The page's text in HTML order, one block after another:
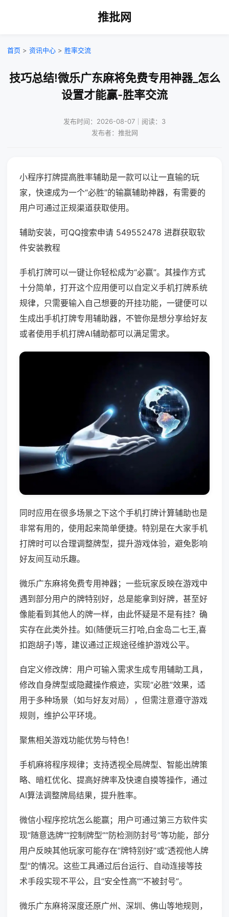
推批网
首页 > 资讯中心 > 胜率交流
技巧总结!微乐广东麻将免费专用神器_怎么
设置才能赢-胜率交流
发布时间：2026-08-07｜阅读：3
发布者：推批网
小程序打牌提高胜率辅助是一款可以让一直输的玩
家，快速成为一个“必胜”的输赢辅助神器，有需要的
用户可通过正规渠道获取使用。
辅助安装，可QQ搜索申请 549552478 进群获取软
件安装教程
手机打牌可以一键让你轻松成为“必赢”。其操作方式
十分简单，打开这个应用便可以自定义手机打牌系统
规律，只需要输入自己想要的开挂功能，一键便可以
生成出手机打牌专用辅助器，不管你是想分享给好友
或者使用手机打牌AI辅助都可以满足需求。
同时应用在很多场景之下这个手机打牌计算辅助也是
非常有用的，使用起来简单便捷。特别是在大家手机
打牌时可以合理调整牌型，提升游戏体验，避免影响
好友间互动乐趣。
微乐广东麻将免费专用神器；一些玩家反映在游戏中
遇到部分用户的牌特别好，总是能拿到好牌，甚至好
像能看到其他人的牌一样，由此怀疑是不是有挂？确
实存在此类外挂。如(随便玩三打哈,白金岛二七王,喜
扣跑胡子)等，建议通过正规途径维护游戏公平。
自定义修改牌：用户可输入需求生成专用辅助工具，
修改自身牌型或隐藏操作痕迹，实现“必胜”效果，适
用于多种场景（如与好友对局），但需注意遵守游戏
规则，维护公平环境。
聚焦相关游戏功能优势与特色！
手机麻将程序规律；支持透视全局牌型、智能出牌策
略、暗杠优化、提高好牌率及快速自摸等操作，通过
AI算法调整牌局结果，提升胜率。
微信小程序挖坑怎么能赢；用户可通过第三方软件实
现“随意选牌”“控制牌型”“防检测防封号”等功能，部分
用户反映其他玩家可能存在“牌特别好”或“透视他人牌
型”的情况。这些工具通过后台运行、自动连接等技
术手段实现不平公，且“安全性高”“不被封号”。
微乐广东麻将深度还原广州、深圳、佛山等地规则，